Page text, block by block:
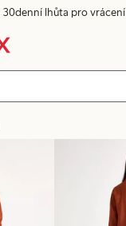
30denní lhůta pro vrácení